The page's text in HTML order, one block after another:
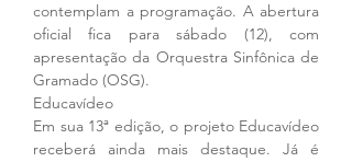
contemplam a programação. A abertura
oficial fica para sábado (12), com
apresentação da Orquestra Sinfônica de
Gramado (OSG).
Educavídeo
Em sua 13ª edição, o projeto Educavídeo
receberá ainda mais destaque. Já é